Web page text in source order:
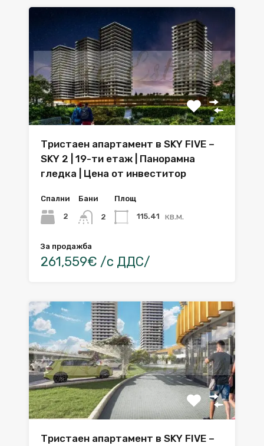
Тристаен апартамент в SKY FIVE –
SKY 2 | 19-ти етаж | Панорамна
гледка | Цена от инвеститор
Спални
2
Бани
2
Площ
115.41 кв.м.
За продажба
261,559€ /с ДДС/
Тристаен апартамент в SKY FIVE –